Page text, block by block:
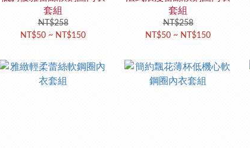
套組
NT$258
NT$50 ~ NT$150
套組
NT$258
NT$50 ~ NT$150